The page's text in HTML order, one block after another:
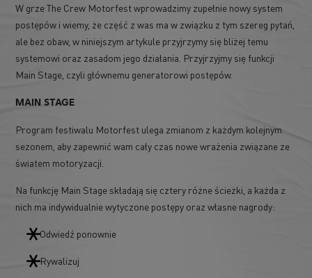
W grze The Crew Motorfest wprowadzimy zupełnie nowy system
postępów i wiemy, że część z was ma w związku z tym szereg pytań,
ale bez obaw, w niniejszym artykule przyjrzymy się bliżej temu
systemowi oraz zasadom jego działania. Przyjrzyjmy się funkcji
Main Stage, czyli głównemu generatorowi postępów.
MAIN STAGE
Program festiwalu Motorfest ulega zmianom z każdym kolejnym
sezonem, aby zapewnić wam cały czas nowe wrażenia związane ze
światem motoryzacji.
Na funkcję Main Stage składają się cztery różne ścieżki, a każda z
nich ma indywidualnie wytyczone postępy oraz własne nagrody:
Odwiedź ponownie
Rywalizuj